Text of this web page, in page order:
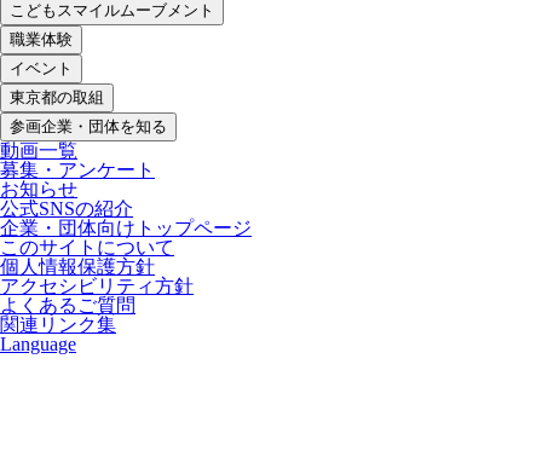
こどもスマイルムーブメント
職業体験
イベント
東京都の取組
参画企業・団体を知る
動画一覧
募集・アンケート
お知らせ
公式SNSの紹介
企業・団体向けトップページ
このサイトについて
個人情報保護方針
アクセシビリティ方針
よくあるご質問
関連リンク集
Language